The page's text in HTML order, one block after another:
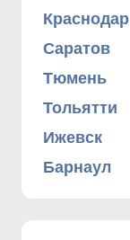
Краснодар
Саратов
Тюмень
Тольятти
Ижевск
Барнаул